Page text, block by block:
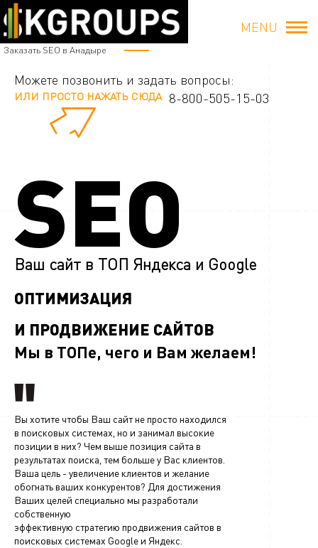
Заказать SEO в Анадыре
MENU
Можете позвонить и задать вопросы:
ИЛИ ПРОСТО НАЖАТЬ СЮДА 8-800-505-15-03
SEO
Ваш сайт в ТОП Яндекса и Google
ОПТИМИЗАЦИЯ
И ПРОДВИЖЕНИЕ САЙТОВ
Мы в ТОПе, чего и Вам желаем!
Вы хотите чтобы Ваш сайт не просто находился
в поисковых системах, но и занимал высокие
позиции в них? Чем выше позиция сайта в
результатах поиска, тем больше у Вас клиентов.
Ваша цель - увеличение клиентов и желание
обогнать ваших конкурентов? Для достижения
Ваших целей специально мы разработали
собственную
эффективную стратегию продвижения сайтов в
поисковых системах Google и Яндекс.